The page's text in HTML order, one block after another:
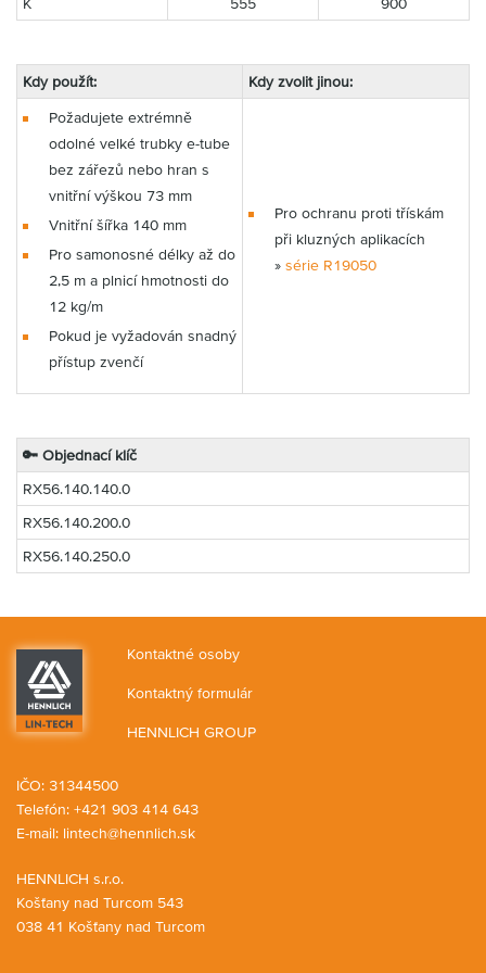
Kdy použít: Kdy zvolit jinou:
Požadujete extrémně
odolné velké trubky e-tube
bez zářezů nebo hran s
vnitřní výškou 73 mm
Vnitřní šířka 140 mm
Pro samonosné délky až do
2,5 m a plnicí hmotnosti do
12 kg/m
Pokud je vyžadován snadný
přístup zvenčí
Pro ochranu proti třískám
při kluzných aplikacích
» série R19050
🔑 Objednací klíč
RX56.140.140.0
RX56.140.200.0
RX56.140.250.0
Kontaktné osoby
Kontaktný formulár
HENNLICH GROUP
HENNLICH s.r.o.
Košťany nad Turcom 543
038 41 Košťany nad Turcom
IČO: 31344500
Telefón: +421 903 414 643
E-mail: lintech@hennlich.sk